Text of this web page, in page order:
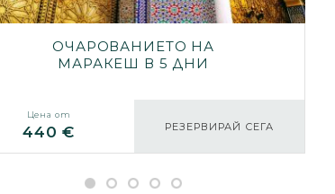
ОЧАРОВАНИЕТО НА
МАРАКЕШ В 5 ДНИ
Цена от
440 € РЕЗЕРВИРАЙ СЕГА